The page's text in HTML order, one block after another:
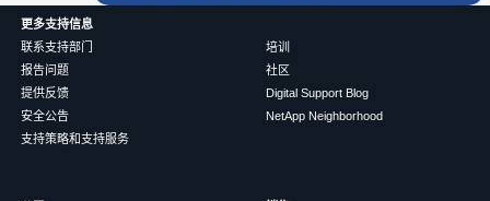
更多支持信息
联系支持部门
报告问题
提供反馈
安全公告
支持策略和支持服务
培训
社区
Digital Support Blog
NetApp Neighborhood